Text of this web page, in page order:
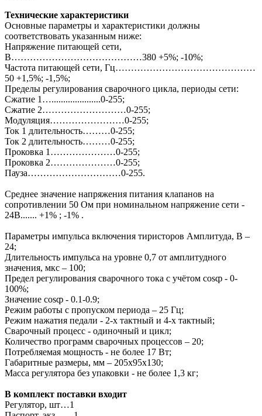
Технические характеристики
Основные параметры и характеристики должны
соответствовать указанным ниже:
Напряжение питающей сети,
В……………………………………380 +5%; -10%;
Частота питающей сети, Гц………………………………………
50 +1,5%; -1,5%;
Пределы регулирования сварочного цикла, периоды сети:
Сжатие 1….....................0-255;
Сжатие 2………………………0-255;
Модуляция……………………0-255;
Ток 1 длительность………0-255;
Ток 2 длительность………0-255;
Проковка 1…………………0-255;
Проковка 2…………………0-255;
Пауза…………………………0-255.
Среднее значение напряжения питания клапанов на
сопротивлении 50 Ом при номинальном напряжение сети -
24В....... +1% ; -1% .
Параметры импульса включения тиристоров Амплитуда, В –
24;
Длительность импульса на уровне 0,7 от амплитудного
значения, мкс – 100;
Предел регулирования сварочного тока с учётом cosȹ - 0-
100%;
Значение cosȹ - 0.1-0.9;
Режим работы с пропуском периода – 25 Гц;
Режим нажатия педали - 2-х тактный и 4-х тактный;
Сварочный процесс - одиночный и цикл;
Количество программ сварочных процессов – 20;
Потребляемая мощность - не более 17 Вт;
Габаритные размеры, мм – 205х95х130;
Масса регулятора без упаковки - не более 1,3 кг;
В комплект поставки входит
Регулятор, шт…1